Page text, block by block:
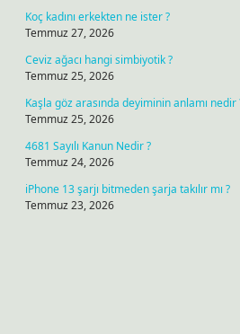
Koç kadını erkekten ne ister ?
Temmuz 27, 2026
Ceviz ağacı hangi simbiyotik ?
Temmuz 25, 2026
Kaşla göz arasında deyiminin anlamı nedir
Temmuz 25, 2026
4681 Sayılı Kanun Nedir ?
Temmuz 24, 2026
iPhone 13 şarjı bitmeden şarja takılır mı ?
Temmuz 23, 2026